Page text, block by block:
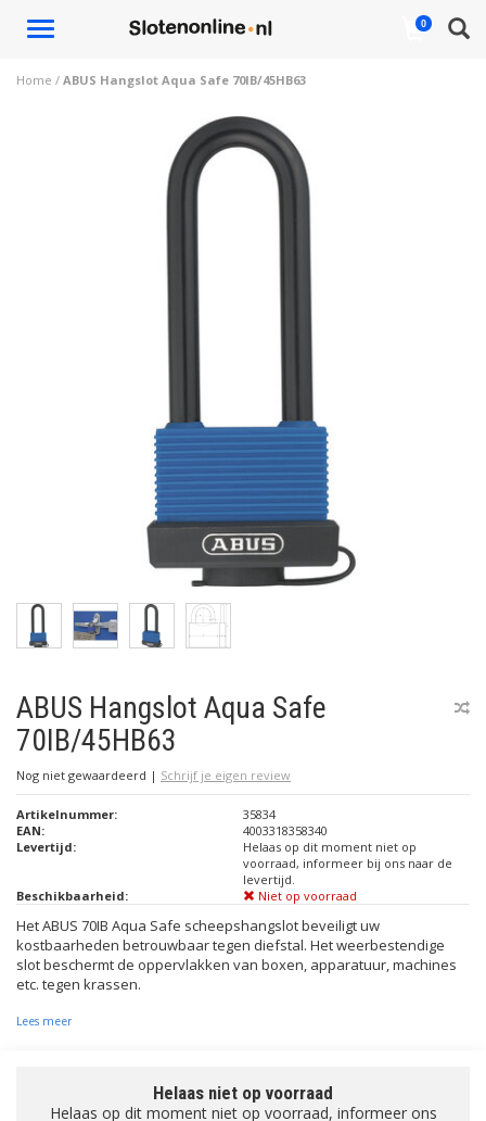
Toggle
0
Home / ABUS Hangslot Aqua Safe 70IB/45HB63
ABUS Hangslot Aqua Safe
70IB/45HB63
Nog niet gewaardeerd | Schrijf je eigen review
Artikelnummer:
35834
EAN:
4003318358340
Levertijd:
Helaas op dit moment niet op
voorraad, informeer bij ons naar de
levertijd.
Beschikbaarheid:
Niet op voorraad
Het ABUS 70IB Aqua Safe scheepshangslot beveiligt uw
kostbaarheden betrouwbaar tegen diefstal. Het weerbestendige
slot beschermt de oppervlakken van boxen, apparatuur, machines
etc. tegen krassen.
Lees meer
Helaas niet op voorraad
Helaas op dit moment niet op voorraad, informeer ons